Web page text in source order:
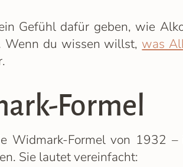
Gefühl dafür geben, wie
Wenn du wissen willst, was
Formel
Widmark-Formel von 1932
Sie lautet vereinfacht: